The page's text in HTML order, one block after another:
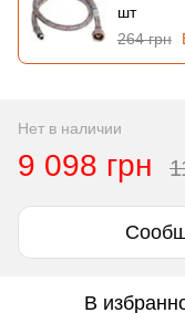
шт
264 грн
Нет в наличии
9 098 грн
В